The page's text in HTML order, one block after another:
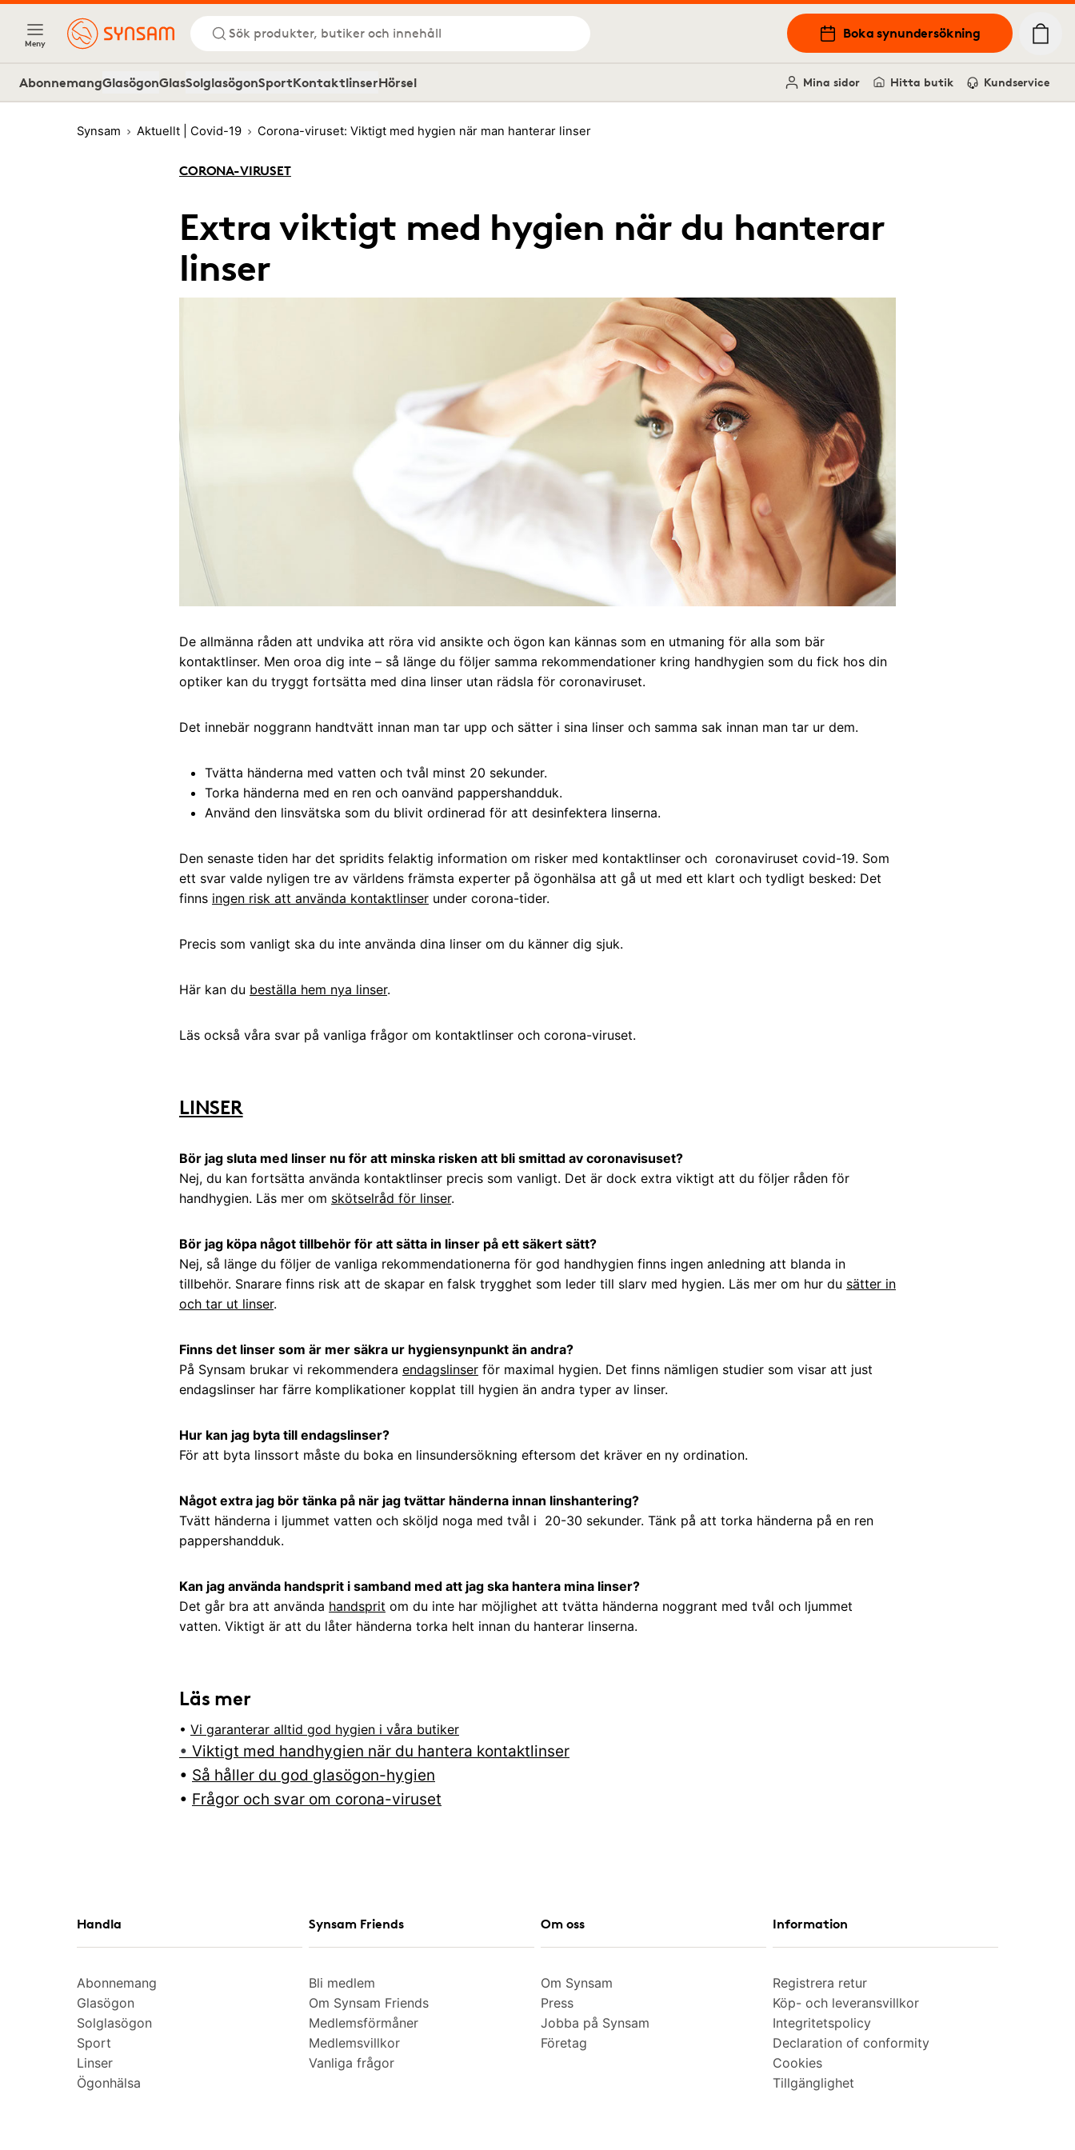
Meny
Sök produkter, butiker och innehåll Boka synundersökning
AbonnemangGlasögonGlasSolglasögonSportKontaktlinserHörsel Mina sidor Hitta butik Kundservice
Synsam Aktuellt | Covid-19 Corona-viruset: Viktigt med hygien när man hanterar linser
CORONA-VIRUSET
Extra viktigt med hygien när du hanterar
linser
De allmänna råden att undvika att röra vid ansikte och ögon kan kännas som en utmaning för alla som bär
kontaktlinser. Men oroa dig inte – så länge du följer samma rekommendationer kring handhygien som du fick hos din
optiker kan du tryggt fortsätta med dina linser utan rädsla för coronaviruset.
Det innebär noggrann handtvätt innan man tar upp och sätter i sina linser och samma sak innan man tar ur dem.
Tvätta händerna med vatten och tvål minst 20 sekunder.
Torka händerna med en ren och oanvänd pappershandduk.
Använd den linsvätska som du blivit ordinerad för att desinfektera linserna.
Den senaste tiden har det spridits felaktig information om risker med kontaktlinser och coronaviruset covid-19. Som
ett svar valde nyligen tre av världens främsta experter på ögonhälsa att gå ut med ett klart och tydligt besked: Det
finns ingen risk att använda kontaktlinser under corona-tider.
Precis som vanligt ska du inte använda dina linser om du känner dig sjuk.
Här kan du beställa hem nya linser.
Läs också våra svar på vanliga frågor om kontaktlinser och corona-viruset.
LINSER
Bör jag sluta med linser nu för att minska risken att bli smittad av coronavisuset?
Nej, du kan fortsätta använda kontaktlinser precis som vanligt. Det är dock extra viktigt att du följer råden för
handhygien. Läs mer om skötselråd för linser.
Bör jag köpa något tillbehör för att sätta in linser på ett säkert sätt?
Nej, så länge du följer de vanliga rekommendationerna för god handhygien finns ingen anledning att blanda in
tillbehör. Snarare finns risk att de skapar en falsk trygghet som leder till slarv med hygien. Läs mer om hur du sätter in
och tar ut linser.
Finns det linser som är mer säkra ur hygiensynpunkt än andra?
På Synsam brukar vi rekommendera endagslinser för maximal hygien. Det finns nämligen studier som visar att just
endagslinser har färre komplikationer kopplat till hygien än andra typer av linser.
Hur kan jag byta till endagslinser?
För att byta linssort måste du boka en linsundersökning eftersom det kräver en ny ordination.
Något extra jag bör tänka på när jag tvättar händerna innan linshantering?
Tvätt händerna i ljummet vatten och sköljd noga med tvål i 20-30 sekunder. Tänk på att torka händerna på en ren
pappershandduk.
Kan jag använda handsprit i samband med att jag ska hantera mina linser?
Det går bra att använda handsprit om du inte har möjlighet att tvätta händerna noggrant med tvål och ljummet
vatten. Viktigt är att du låter händerna torka helt innan du hanterar linserna.
Läs mer
• Vi garanterar alltid god hygien i våra butiker
• Viktigt med handhygien när du hantera kontaktlinser
• Så håller du god glasögon-hygien
• Frågor och svar om corona-viruset
Handla
Abonnemang
Glasögon
Solglasögon
Sport
Linser
Ögonhälsa
Synsam Friends
Bli medlem
Om Synsam Friends
Medlemsförmåner
Medlemsvillkor
Vanliga frågor
Om oss
Om Synsam
Press
Jobba på Synsam
Företag
Information
Registrera retur
Köp- och leveransvillkor
Integritetspolicy
Declaration of conformity
Cookies
Tillgänglighet